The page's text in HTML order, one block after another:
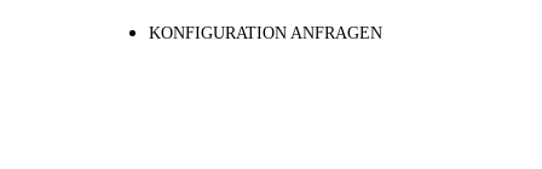
KONFIGURATION ANFRAGEN